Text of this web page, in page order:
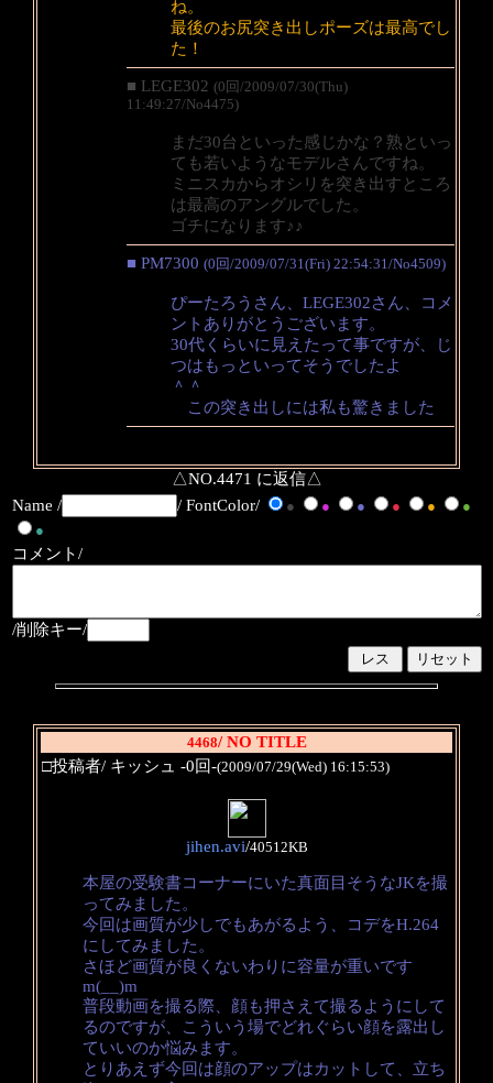
ね。
最後のお尻突き出しポーズは最高でし
た！
■ LEGE302 (0回/2009/07/30(Thu)
11:49:27/No4475)
まだ30台といった感じかな？熟といっ
ても若いようなモデルさんですね。
ミニスカからオシリを突き出すところ
は最高のアングルでした。
ゴチになります♪♪
■ PM7300 (0回/2009/07/31(Fri) 22:54:31/No4509)
ぴーたろうさん、LEGE302さん、コメ
ントありがとうございます。
30代くらいに見えたって事ですが、じ
つはもっといってそうでしたよ
＾＾
この突き出しには私も驚きました
△NO.4471 に返信△
Name /
/ FontColor/ ● ● ● ● ●
●
●
コメント/
/削除キー/
4468/ NO TITLE
□投稿者/ キッシュ -0回-(2009/07/29(Wed) 16:15:53)
jihen.avi/40512KB
本屋の受験書コーナーにいた真面目そうなJKを撮
ってみました。
今回は画質が少しでもあがるよう、コデをH.264
にしてみました。
さほど画質が良くないわりに容量が重いです
m(__)m
普段動画を撮る際、顔も押さえて撮るようにして
るのですが、こういう場でどれぐらい顔を露出し
ていいのか悩みます。
とりあえず今回は顔のアップはカットして、立ち